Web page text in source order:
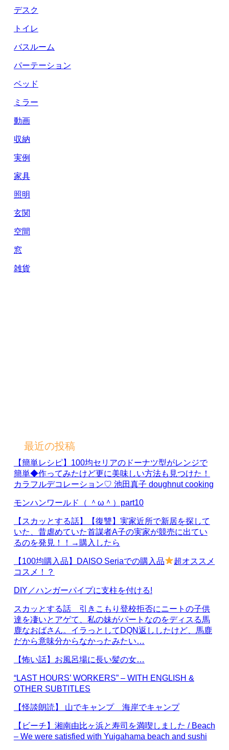
デスク
トイレ
バスルーム
パーテーション
ベッド
ミラー
動画
収納
実例
家具
照明
玄関
空間
窓
雑貨
最近の投稿
【簡単レシピ】100均セリアのドーナツ型がレンジで
簡単◆作ってみたけど更に美味しい方法も見つけた！
カラフルデコレーション♡ 池田真子 doughnut cooking
モンハンワールド（ ＾ω＾）part10
【スカッとする話】【復讐】実家近所で新居を探して
いた、昔虐めていた首謀者A子の実家が競売に出てい
るのを発見！！→購入したら
【100均購入品】DAISO Seriaでの購入品
超オススメ
コスメ！？
DIY／ハンガーパイプに支柱を付ける!
スカッとする話 引きこもり登校拒否にニートの子供
達を凄いとアゲて、私の妹がパートなのをディスる馬
鹿なおばさん。イラっとしてDQN返ししたけど、馬鹿
だから意味分からなかったみたい…
【怖い話】お風呂場に長い髪の女…
“LAST HOURS’ WORKERS” – WITH ENGLISH &
OTHER SUBTITLES
【怪談朗読】 山でキャンプ 海岸でキャンプ
【ビーチ】湘南由比ヶ浜と寿司を満喫しました / Beach
– We were satisfied with Yuigahama beach and sushi